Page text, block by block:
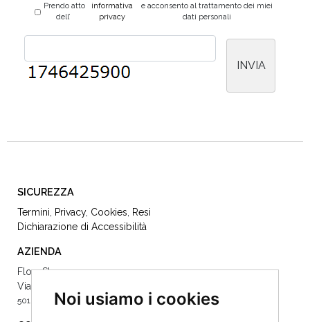
Noi usiamo i cookies
Prendo atto
dell’
informativa
privacy
e acconsento al trattamento dei miei
dati personali
SICUREZZA
Termini Privacy, Cookies
Resi
Dichiarazione di Accessibilità
AZIENDA
Flow Store
Via Dè Vecchietti 22
50123 Firenze - 055215504